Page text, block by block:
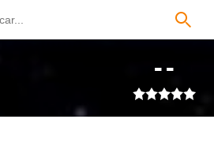
--